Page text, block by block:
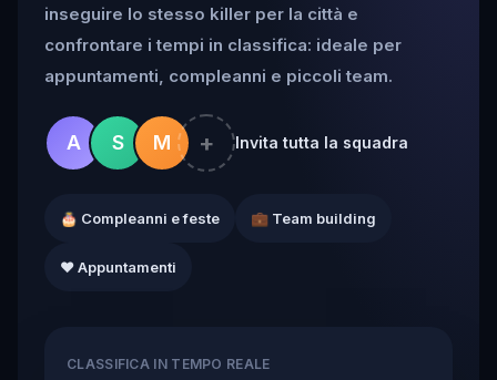
inseguire lo stesso killer per la città e
confrontare i tempi in classifica: ideale per
appuntamenti, compleanni e piccoli team.
A S M + Invita tutta la squadra
🎂 Compleanni e feste 💼 Team building
❤️ Appuntamenti
CLASSIFICA IN TEMPO REALE